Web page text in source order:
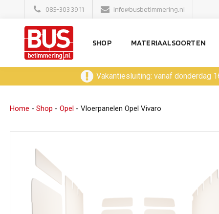
085-303 39 11 info@busbetimmering.nl
SHOP MATERIAALSOORTEN
Vakantiesluiting: vanaf donderdag
Home - Shop - Opel - Vloerpanelen Opel Vivaro